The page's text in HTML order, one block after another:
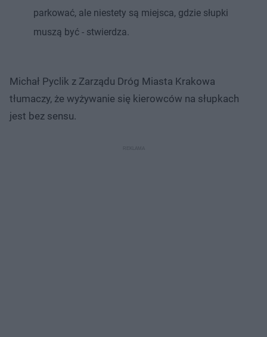
parkować, ale niestety są miejsca, gdzie słupki
muszą być - stwierdza.
Michał Pyclik z Zarządu Dróg Miasta Krakowa
tłumaczy, że wyżywanie się kierowców na słupkach
jest bez sensu.